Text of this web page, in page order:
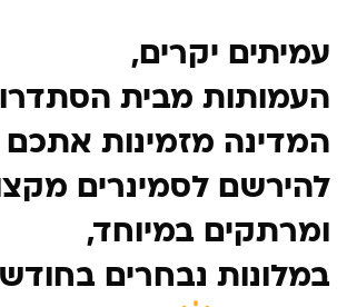
עמיתים יקרים,
העמותות מבית
המדינה מזמינות אתכם
להירשם לסמינרים
ומרתקים במיוחד,
במלונות נבחרים